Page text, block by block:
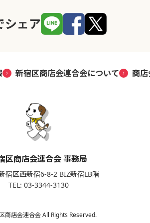
シェア
新宿区商店会連合会について 商
区商店会連合会 事務局
宿区西新宿6-8-2 BIZ新宿LB階
TEL: 03-3344-3130
商店会連合会 All Rights Reserved.